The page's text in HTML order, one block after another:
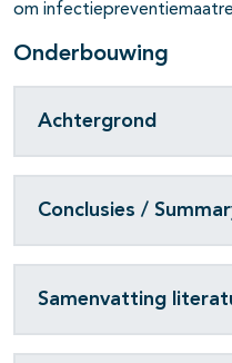
om
Onderbouwing
Achtergrond
Conclusies /
Samenvatting